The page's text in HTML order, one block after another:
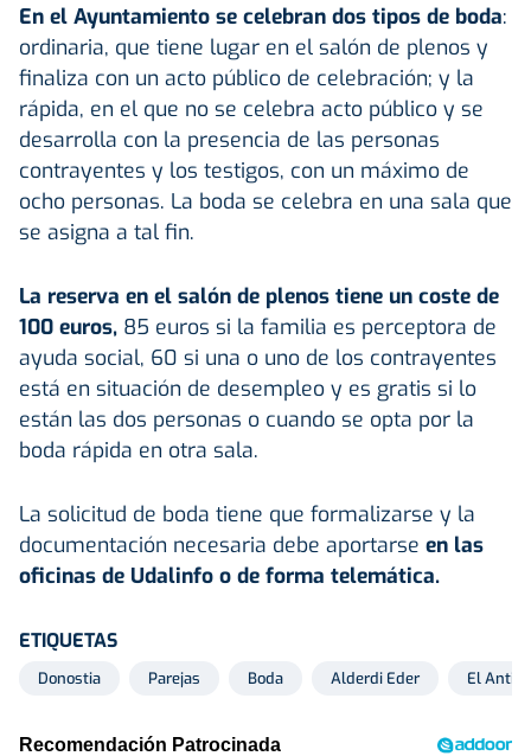
En el Ayuntamiento se celebran dos tipos de boda:
ordinaria, que tiene lugar en el salón de plenos y
finaliza con un acto público de celebración; y la
rápida, en el que no se celebra acto público y se
desarrolla con la presencia de las personas
contrayentes y los testigos, con un máximo de
ocho personas. La boda se celebra en una sala que
se asigna a tal fin.
La reserva en el salón de plenos tiene un coste de
100 euros, 85 euros si la familia es perceptora de
ayuda social, 60 si una o uno de los contrayentes
está en situación de desempleo y es gratis si lo
están las dos personas o cuando se opta por la
boda rápida en otra sala.
La solicitud de boda tiene que formalizarse y la
documentación necesaria debe aportarse en las
oficinas de Udalinfo o de forma telemática.
ETIQUETAS
Donostia Parejas Boda Alderdi Eder El